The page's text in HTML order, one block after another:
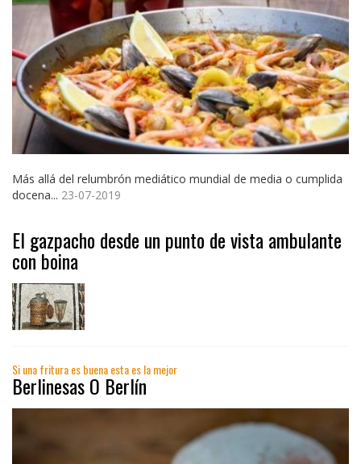
Más allá del relumbrón mediático mundial de media o cumplida
docena... 23-07-2019
El gazpacho desde un punto de vista ambulante
con boina
Si una fritura es buena esta es la mejor
Berlinesas O Berlín